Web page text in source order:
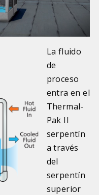
La fluido
de
proceso
entra en el
Thermal-
Pak II
serpentín
a través
del
serpentín
superior